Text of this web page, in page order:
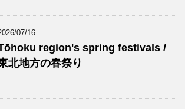
07/16
region's spring festivals /
北地方の春祭り